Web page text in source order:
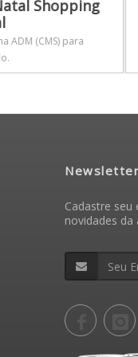
Shopping
ADM (CMS) para
Newsletter
Cadastre
novidades da